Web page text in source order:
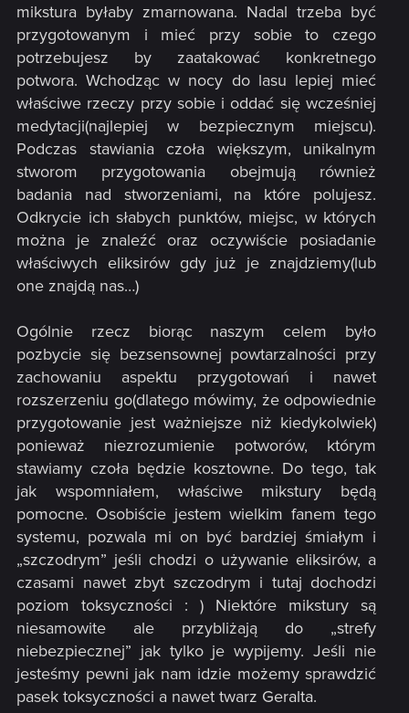
mikstura byłaby zmarnowana. Nadal trzeba być
przygotowanym i mieć przy sobie to czego
potrzebujesz by zaatakować konkretnego
potwora. Wchodząc w nocy do lasu lepiej mieć
właściwe rzeczy przy sobie i oddać się wcześniej
medytacji(najlepiej w bezpiecznym miejscu).
Podczas stawiania czoła większym, unikalnym
stworom przygotowania obejmują również
badania nad stworzeniami, na które polujesz.
Odkrycie ich słabych punktów, miejsc, w których
można je znaleźć oraz oczywiście posiadanie
właściwych eliksirów gdy już je znajdziemy(lub
one znajdą nas…)
Ogólnie rzecz biorąc naszym celem było
pozbycie się bezsensownej powtarzalności przy
zachowaniu aspektu przygotowań i nawet
rozszerzeniu go(dlatego mówimy, że odpowiednie
przygotowanie jest ważniejsze niż kiedykolwiek)
ponieważ niezrozumienie potworów, którym
stawiamy czoła będzie kosztowne. Do tego, tak
jak wspomniałem, właściwe mikstury będą
pomocne. Osobiście jestem wielkim fanem tego
systemu, pozwala mi on być bardziej śmiałym i
„szczodrym” jeśli chodzi o używanie eliksirów, a
czasami nawet zbyt szczodrym i tutaj dochodzi
poziom toksyczności : ) Niektóre mikstury są
niesamowite ale przybliżają do „strefy
niebezpiecznej” jak tylko je wypijemy. Jeśli nie
jesteśmy pewni jak nam idzie możemy sprawdzić
pasek toksyczności a nawet twarz Geralta.